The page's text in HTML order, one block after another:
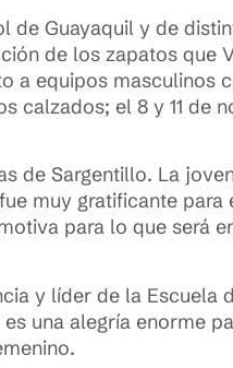
de Guayaquil y de
de los zapatos que
a equipos masculinos
calzados; el 8 y 11 de
de Sargentillo. La
muy gratificante para
para lo que será
y líder de la Escuela
una alegría enorme